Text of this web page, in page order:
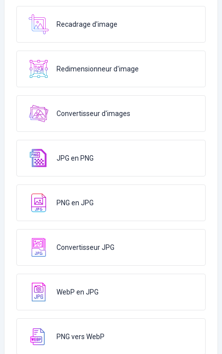
Recadrage d'image
Redimensionneur d'image
Convertisseur d'images
JPG en PNG
PNG en JPG
Convertisseur JPG
WebP en JPG
PNG vers WebP